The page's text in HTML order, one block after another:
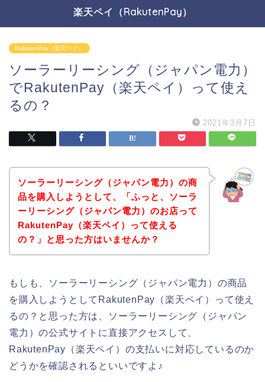
楽天ペイ（RakutenPay）
RakutenPay（楽天ペイ）
ソーラーリーシング（ジャパン電力）
でRakutenPay（楽天ペイ）って使え
るの？
2021年3月7日
ソーラーリーシング（ジャパン電力）の商
品を購入しようとして、「ふっと、ソーラ
ーリーシング（ジャパン電力）のお店って
RakutenPay（楽天ペイ）って使える
の？」と思った方はいませんか？
もしも、ソーラーリーシング（ジャパン電力）の商品
を購入しようとしてRakutenPay（楽天ペイ）って使え
るの？と思った方は、ソーラーリーシング（ジャパン
電力）の公式サイトに直接アクセスして、
RakutenPay（楽天ペイ）の支払いに対応しているのか
どうかを確認されるといいですよ♪